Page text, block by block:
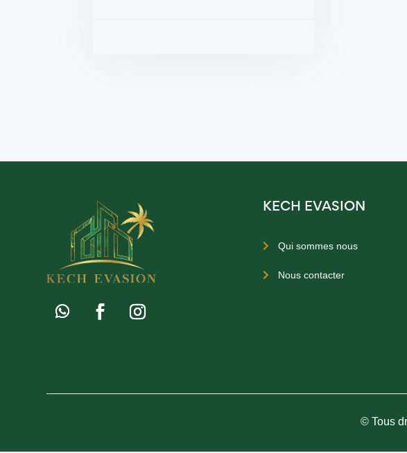
KECH EVASION
 Qui sommes nous
 Nous contacter
© Tous